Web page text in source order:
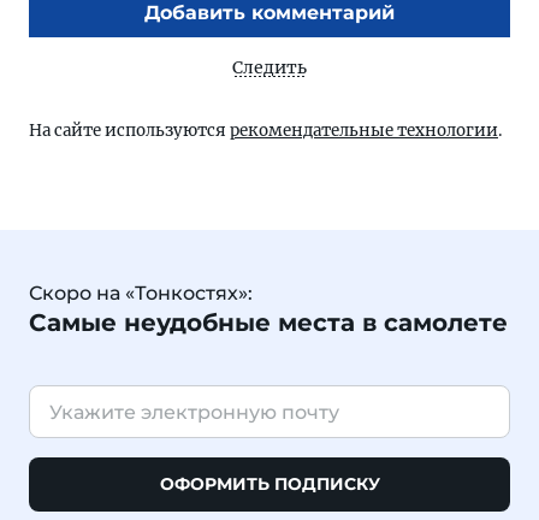
Добавить комментарий
Следить
На сайте используются рекомендательные технологии.
Скоро на «Тонкостях»:
Самые неудобные места в самолете
ОФОРМИТЬ ПОДПИСКУ